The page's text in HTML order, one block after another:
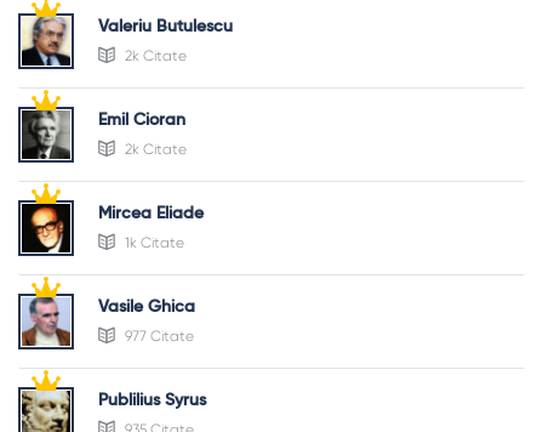
Valeriu Butulescu
2k Citate
Emil Cioran
2k Citate
Mircea Eliade
1k Citate
Vasile Ghica
977 Citate
Publilius Syrus